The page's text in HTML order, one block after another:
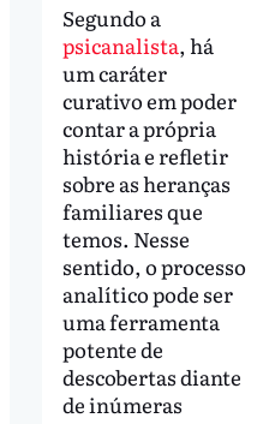
Segundo a
psicanalista, há
um caráter
curativo em poder
contar a própria
história e refletir
sobre as heranças
familiares que
temos. Nesse
sentido, o processo
analítico pode ser
uma ferramenta
potente de
descobertas diante
de inúmeras